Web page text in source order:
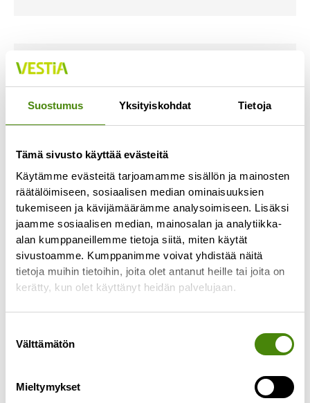
Suostumus Yksityiskohdat Tietoja
Tämä sivusto käyttää evästeitä
Käytämme evästeitä tarjoamamme sisällön ja mainosten
räätälöimiseen, sosiaalisen median ominaisuuksien
tukemiseen ja kävijämäärämme analysoimiseen. Lisäksi
jaamme sosiaalisen median, mainosalan ja analytiikka-
alan kumppaneillemme tietoja siitä, miten käytät
sivustoamme. Kumppanimme voivat yhdistää näitä
tietoja muihin tietoihin, joita olet antanut heille tai joita on
kerätty, kun olet käyttänyt heidän palvelujaan.
valinta
Välttämätön
Mieltymykset
Tulipalo Vestianväylällä
26.6.2024
Toisin kuin joissakin uutisvälineissä on ehditty
virheellisesti uutisoimaan, keskiviikkona 26.6.2024
alueella. Ylivieskan jätekeskuksen viereisellä
Lue lisää »